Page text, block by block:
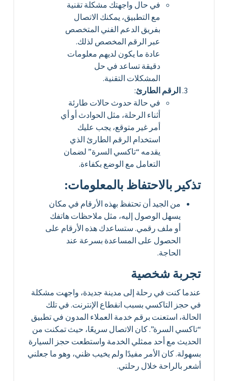
في حال واجهتك مشكلة تقنية
مع التطبيق، يمكنك الاتصال
بفريق الدعم الفني المتخصص
عبر الرقم المخصص لذلك.
عادة ما يكون لديهم معلومات
دقيقة تساعد في حل
المشكلات التقنية.
الرقم الطارئ:
في حالة حدوث حالات طارئة
أثناء الرحلة، مثل الحوادث أو أي
أمر غير متوقع، يجب عليك
استخدام الرقم الطارئ الذي
يقدمه “تاكسي السرة” لضمان
التعامل مع الوضع بكفاءة.
تذكير بالاحتفاظ بالمعلومات:
من الجيد أن تحتفظ بهذه الأرقام في مكان
يسهل الوصول إليه، مثل ملاحظات هاتفك
أو ملف رقمي. ستساعدك هذه الأرقام على
الحصول على المساعدة بسرعة عند
الحاجة.
تجربة شخصية
عندما كنت في رحلة إلى مدينة جديدة، واجهت مشكلة
في حجز التاكسي بسبب انقطاع الإنترنت. في تلك
الحالة، استعنت برقم خدمة العملاء المدون في تطبيق
“تاكسي السرة”. كان الاتصال سريعًا، حيث تمكنت من
الحديث مع أحد ممثلي الخدمة واستطعت حجز السيارة
بسهولة. كان الأمر مفيدًا ولم يخيب ظني، وهو ما جعلني
أشعر بالراحة خلال رحلتي.